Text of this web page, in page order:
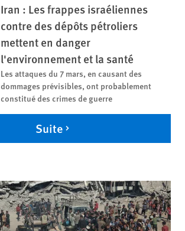
Iran : Les frappes israéliennes
contre des dépôts pétroliers
mettent en danger
l'environnement et la santé
Les attaques du 7 mars, en causant des
dommages prévisibles, ont probablement
constitué des crimes de guerre
Suite